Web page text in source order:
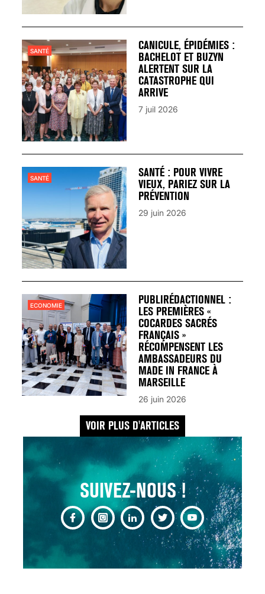
CANICULE, ÉPIDÉMIES :
BACHELOT ET BUZYN
ALERTENT SUR LA
CATASTROPHE QUI
ARRIVE
SANTÉ
7 juil 2026
SANTÉ : POUR VIVRE
VIEUX, PARIEZ SUR LA
PRÉVENTION
SANTÉ
29 juin 2026
PUBLIRÉDACTIONNEL :
LES PREMIÈRES «
COCARDES SACRÉS
FRANÇAIS »
RÉCOMPENSENT LES
AMBASSADEURS DU
MADE IN FRANCE À
MARSEILLE
ECONOMIE
26 juin 2026
VOIR PLUS D'ARTICLES
SUIVEZ-NOUS !
30 mai 2023
SCANNER, IRM, RADIO,
POUR TOUTES LES
MALADIES
18 juil 2022
INSUFFISANCE
CARDIAQUE : LES
SIGNAUX D’ALERTE
AVANT… LA MORT
25 août 2024